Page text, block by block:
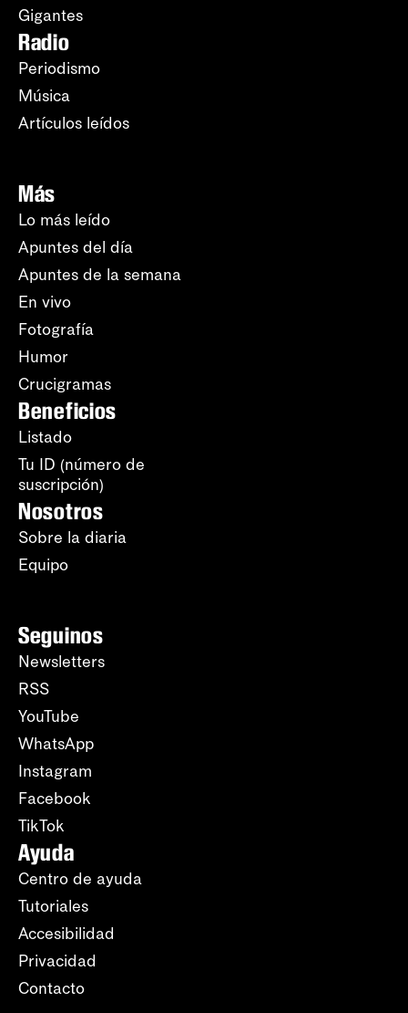
Gigantes
Radio
Periodismo
Música
Artículos leídos
Más
Lo más leído
Apuntes del día
Apuntes de la semana
En vivo
Fotografía
Humor
Crucigramas
Beneficios
Listado
Tu ID (número de
suscripción)
Nosotros
Sobre la diaria
Equipo
Seguinos
Newsletters
RSS
YouTube
WhatsApp
Instagram
Facebook
TikTok
Ayuda
Centro de ayuda
Tutoriales
Accesibilidad
Privacidad
Contacto